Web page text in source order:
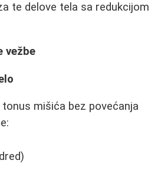
te delove tela sa redukcijom
vežbe
mišića bez povećanja